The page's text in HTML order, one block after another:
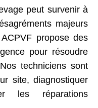
peut survenir à
majeurs
propose des
pour résoudre
techniciens sont
site, diagnostiquer
les réparations